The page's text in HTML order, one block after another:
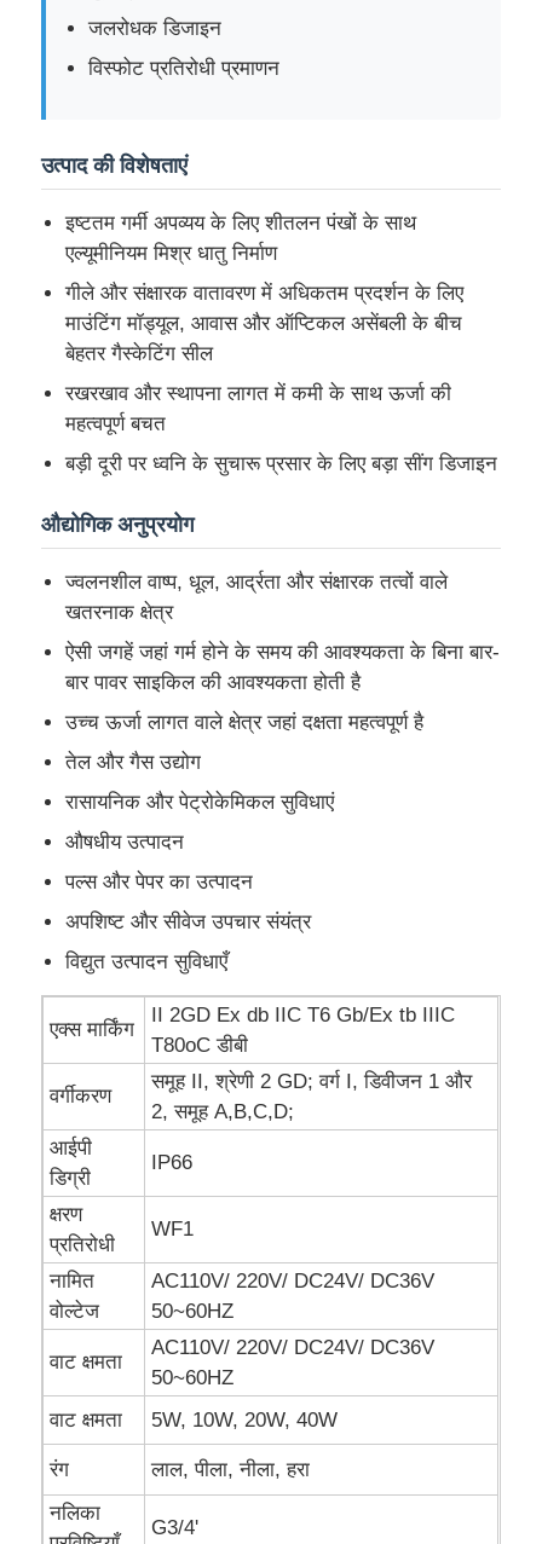
होम
हमारे बारे में
फैक्टरी यात्रा
गुणवत्ता नियंत्रण
हमसे संपर्क करें
एक बोली का अनुरोध
विस्फोट प्रूफ प्रकाश
विस्फोट रोधी अलार्म लाइट
विस्फोट रोधी पंखा
धमाका-प्रूफ बॉक्स
विस्फोट रोधी स्विच
विस्फोट-प्रूफ केबल ग्रंथियां
विस्फोट रोधी प्लग और सॉकेट
जलरोधक डिजाइन
विस्फोट प्रतिरोधी प्रमाणन
उत्पाद की विशेषताएं
इष्टतम गर्मी अपव्यय के लिए शीतलन पंखों के साथ
एल्यूमीनियम मिश्र धातु निर्माण
गीले और संक्षारक वातावरण में अधिकतम प्रदर्शन के लिए
माउंटिंग मॉड्यूल, आवास और ऑप्टिकल असेंबली के बीच
बेहतर गैस्केटिंग सील
रखरखाव और स्थापना लागत में कमी के साथ ऊर्जा की
महत्वपूर्ण बचत
बड़ी दूरी पर ध्वनि के सुचारू प्रसार के लिए बड़ा सींग डिजाइन
औद्योगिक अनुप्रयोग
ज्वलनशील वाष्प, धूल, आर्द्रता और संक्षारक तत्वों वाले
खतरनाक क्षेत्र
ऐसी जगहें जहां गर्म होने के समय की आवश्यकता के बिना बार-
बार पावर साइकिल की आवश्यकता होती है
उच्च ऊर्जा लागत वाले क्षेत्र जहां दक्षता महत्वपूर्ण है
तेल और गैस उद्योग
रासायनिक और पेट्रोकेमिकल सुविधाएं
औषधीय उत्पादन
पल्स और पेपर का उत्पादन
अपशिष्ट और सीवेज उपचार संयंत्र
विद्युत उत्पादन सुविधाएँ
एक्स मार्किंग
II 2GD Ex db IIC T6 Gb/Ex tb IIIC
T80oC डीबी
वर्गीकरण
समूह II, श्रेणी 2 GD; वर्ग I, डिवीजन 1 और
2, समूह A,B,C,D;
आईपी
डिग्री
IP66
क्षरण
प्रतिरोधी
WF1
नामित
वोल्टेज
AC110V/ 220V/ DC24V/ DC36V
50~60HZ
वाट क्षमता
AC110V/ 220V/ DC24V/ DC36V
50~60HZ
वाट क्षमता
5W, 10W, 20W, 40W
रंग
लाल, पीला, नीला, हरा
नलिका
G3/4'